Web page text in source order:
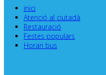
inici
Atenció al ciutadà
Restauració
Festes populars
Horari bus